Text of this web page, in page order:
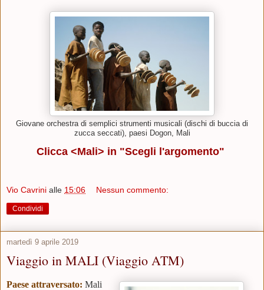
Giovane orchestra di semplici strumenti musicali (dischi di buccia di
zucca seccati), paesi Dogon, Mali
Clicca <Mali> in "Scegli l'argomento"
Vio Cavrini alle 15:06 Nessun commento:
Condividi
martedì 9 aprile 2019
Viaggio in MALI (Viaggio ATM)
Paese attraversato: Mali